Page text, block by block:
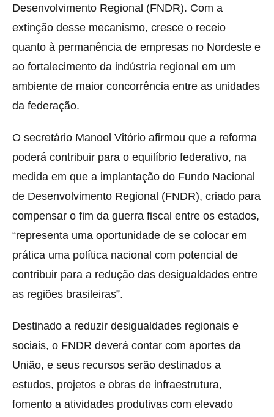
Desenvolvimento Regional (FNDR). Com a
extinção desse mecanismo, cresce o receio
quanto à permanência de empresas no Nordeste e
ao fortalecimento da indústria regional em um
ambiente de maior concorrência entre as unidades
da federação.
O secretário Manoel Vitório afirmou que a reforma
poderá contribuir para o equilíbrio federativo, na
medida em que a implantação do Fundo Nacional
de Desenvolvimento Regional (FNDR), criado para
compensar o fim da guerra fiscal entre os estados,
“representa uma oportunidade de se colocar em
prática uma política nacional com potencial de
contribuir para a redução das desigualdades entre
as regiões brasileiras”.
Destinado a reduzir desigualdades regionais e
sociais, o FNDR deverá contar com aportes da
União, e seus recursos serão destinados a
estudos, projetos e obras de infraestrutura,
fomento a atividades produtivas com elevado